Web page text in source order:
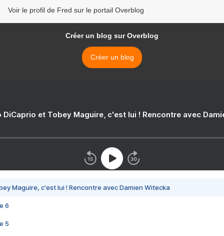
Voir le profil de Fred sur le portail Overblog
Créer un blog sur Overblog
Créer un blog
DiCaprio et Tobey Maguire, c'est lui ! Rencontre avec
Maguire, c'est lui ! Rencontre avec Damien Witecka
6
5